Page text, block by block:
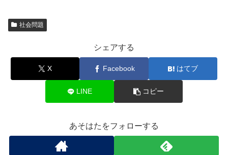
社会問題
シェアする
X Facebook はてブ
LINE コピー
あそはたをフォローする